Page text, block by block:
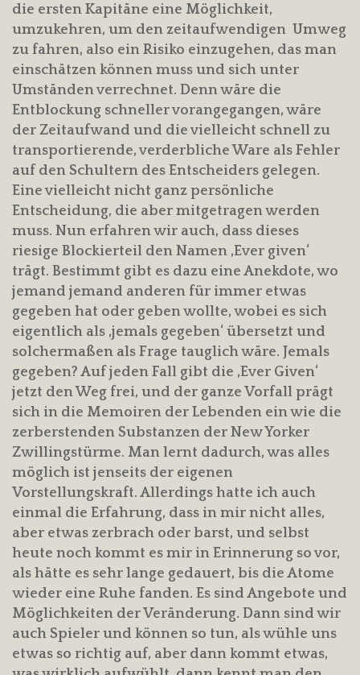
die ersten Kapitäne eine Möglichkeit,
umzukehren, um den zeitaufwendigen Umweg
zu fahren, also ein Risiko einzugehen, das man
einschätzen können muss und sich unter
Umständen verrechnet. Denn wäre die
Entblockung schneller vorangegangen, wäre
der Zeitaufwand und die vielleicht schnell zu
transportierende, verderbliche Ware als Fehler
auf den Schultern des Entscheiders gelegen.
Eine vielleicht nicht ganz persönliche
Entscheidung, die aber mitgetragen werden
muss. Nun erfahren wir auch, dass dieses
riesige Blockierteil den Namen ‚Ever given‘
trägt. Bestimmt gibt es dazu eine Anekdote, wo
jemand jemand anderen für immer etwas
gegeben hat oder geben wollte, wobei es sich
eigentlich als ‚jemals gegeben‘ übersetzt und
solchermaßen als Frage tauglich wäre. Jemals
gegeben? Auf jeden Fall gibt die ‚Ever Given‘
jetzt den Weg frei, und der ganze Vorfall prägt
sich in die Memoiren der Lebenden ein wie die
zerberstenden Substanzen der New Yorker
Zwillingstürme. Man lernt dadurch, was alles
möglich ist jenseits der eigenen
Vorstellungskraft. Allerdings hatte ich auch
einmal die Erfahrung, dass in mir nicht alles,
aber etwas zerbrach oder barst, und selbst
heute noch kommt es mir in Erinnerung so vor,
als hätte es sehr lange gedauert, bis die Atome
wieder eine Ruhe fanden. Es sind Angebote und
Möglichkeiten der Veränderung. Dann sind wir
auch Spieler und können so tun, als wühle uns
etwas so richtig auf, aber dann kommt etwas,